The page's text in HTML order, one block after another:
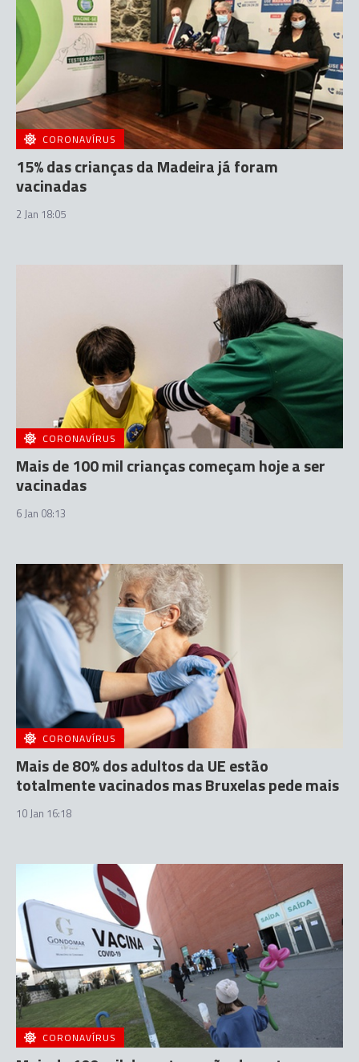
CORONAVÍRUS
15% das crianças da Madeira já foram
vacinadas
2 Jan 18:05
CORONAVÍRUS
Mais de 100 mil crianças começam hoje a ser
vacinadas
6 Jan 08:13
CORONAVÍRUS
Mais de 80% dos adultos da UE estão
totalmente vacinados mas Bruxelas pede mais
10 Jan 16:18
CORONAVÍRUS